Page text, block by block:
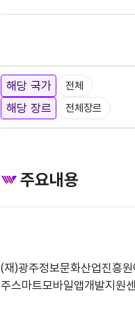
해당 국가 전체
해당 장르 전체장르
주요내용
(재)광주정보문화산업진흥
주스마트모바일앱개발지원